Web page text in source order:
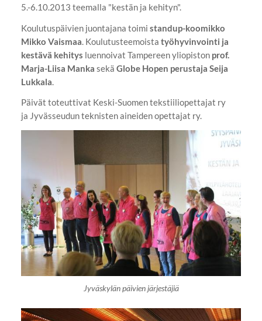
5.-6.10.2013 teemalla "kestän ja kehityn".
Koulutuspäivien juontajana toimi standup-koomikko
Mikko Vaismaa . Koulutusteemoista työhyvinvointi ja
kestävä kehitys luennoivat Tampereen yliopiston prof.
Marja-Liisa Manka sekä Globe Hopen perustaja Seija
Lukkala
Päivät toteuttivat Keski-Suomen tekstiiliopettajat ry
ja Jyvässeudun teknisten aineiden opettajat ry.
Jyväskylän päivien järjestäjiä